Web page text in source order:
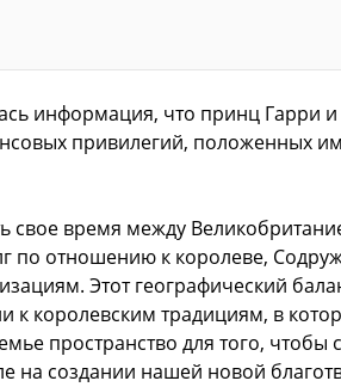
информация, что принц Гарри
привилегий, положенных им
свое время между
по отношению к королеве,
Этот географический
к королевским традициям, в
пространство для того, чтобы
на создании нашей новой